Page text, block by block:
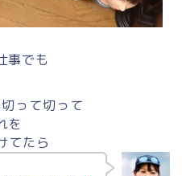
事でも
って切って
を
てたら